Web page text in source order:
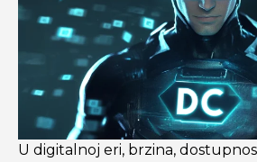
U digitalnoj eri, brzina,